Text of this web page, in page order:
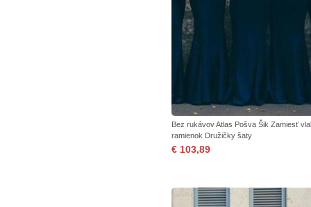
Bez rukávov Atlas Pošva Šik Zamiesť
ramienok Družičky šaty
€ 103,89